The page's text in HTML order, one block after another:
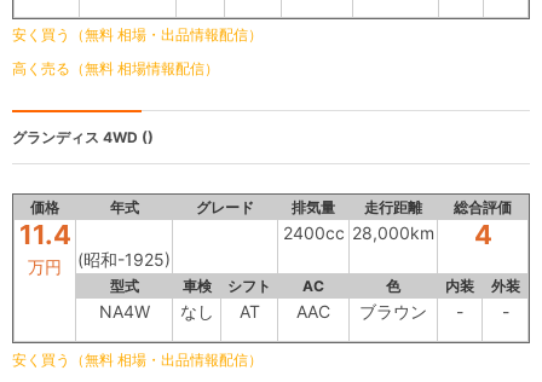
安く買う（無料 相場・出品情報配信）
高く売る（無料 相場情報配信）
グランディス 4WD ()
価格 年式 グレード 排気量 走行距離 総合評価
11.4
万円 (昭和-1925)
2400cc 28,000km 4
型式 車検 シフト AC 色 内装 外装
NA4W なし AT AAC ブラウン - -
安く買う（無料 相場・出品情報配信）